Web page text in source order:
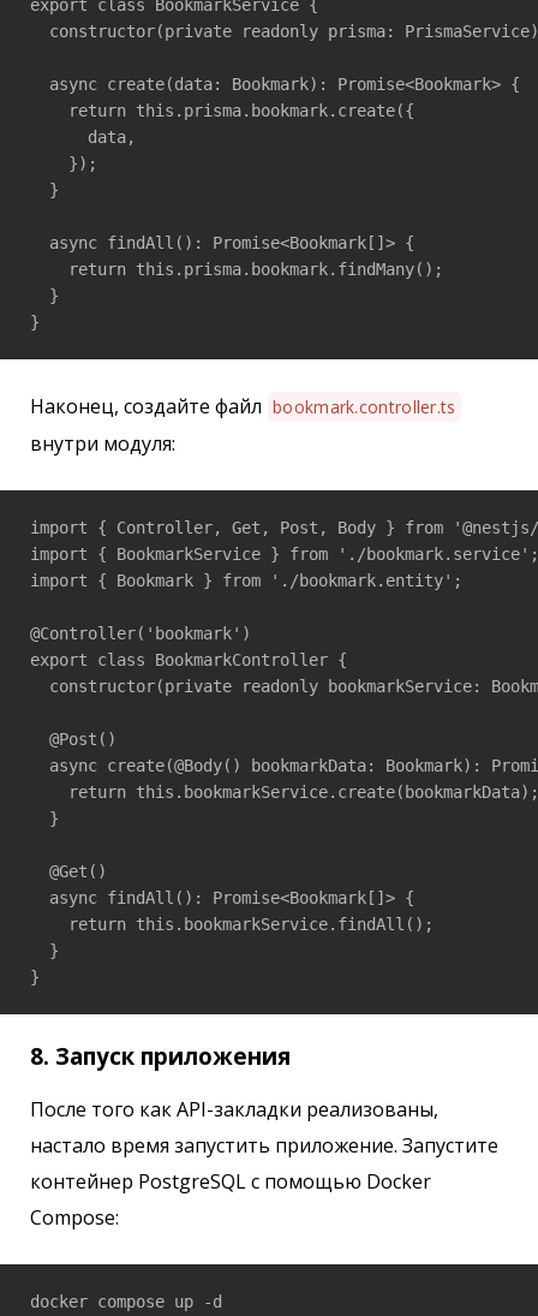
export class BookmarkService {
constructor(private readonly prisma:
  async create(data: Bookmark): Promise<Bookmark> {
    return this.prisma.bookmark.create({
      data,
    });
  }
  async findAll(): Promise<Bookmark[]> {
    return this.prisma.bookmark.findMany();
  }
}
Наконец, создайте файл bookmark.controller.ts
внутри модуля:
import { Controller, Get, Post, Body } from '@nestjs/
import { BookmarkService } from './bookmark.service';
import { Bookmark } from './bookmark.entity';
@Controller('bookmark')
export class BookmarkController {
constructor(private readonly bookmarkService:
  @Post()
async create(@Body() bookmarkData: Bookmark):
    return this.bookmarkService.create(bookmarkData);
  }
  @Get()
  async findAll(): Promise<Bookmark[]> {
    return this.bookmarkService.findAll();
  }
}
8. Запуск приложения
После того как API-закладки реализованы,
настало время запустить приложение. Запустите
контейнер PostgreSQL с помощью Docker
Compose:
docker compose up -d